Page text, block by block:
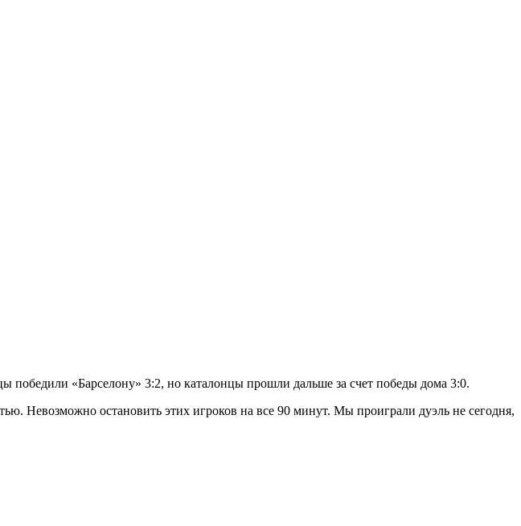
«Барселону» 3:2, но каталонцы прошли дальше за счет победы дома 3:0.
Невозможно остановить этих игроков на все 90 минут. Мы проиграли дуэль не сегодня,